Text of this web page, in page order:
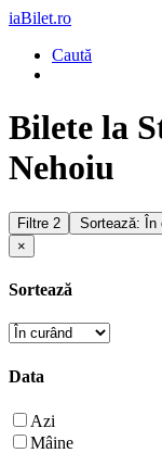
iaBilet.ro
Caută
Bilete la
Nehoiu
Filtre 2
Sortează: În
×
Sortează
Data
Azi
Mâine